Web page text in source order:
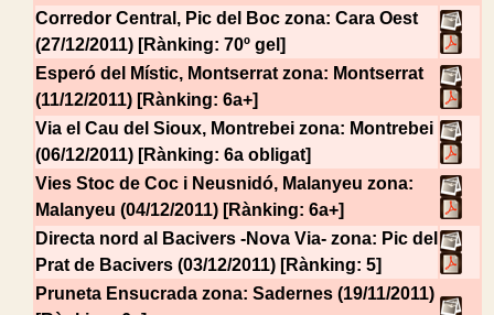
Corredor Central, Pic del Boc zona: Cara Oest
(27/12/2011) [Rànking: 70º gel]
Esperó del Místic, Montserrat zona: Montserrat
(11/12/2011) [Rànking: 6a+]
Via el Cau del Sioux, Montrebei zona: Montrebei
(06/12/2011) [Rànking: 6a obligat]
Vies Stoc de Coc i Neusnidó, Malanyeu zona:
Malanyeu (04/12/2011) [Rànking: 6a+]
Directa nord al Bacivers -Nova Via- zona: Pic del
Prat de Bacivers (03/12/2011) [Rànking: 5]
Pruneta Ensucrada zona: Sadernes (19/11/2011)